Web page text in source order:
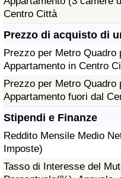
Centro Città
Prezzo di acquisto di
Prezzo per Metro Quadro
Appartamento in Centro
Prezzo per Metro Quadro
Appartamento fuori dal
Stipendi e Finanze
Reddito Mensile Medio
Imposte)
Tasso di Interesse del